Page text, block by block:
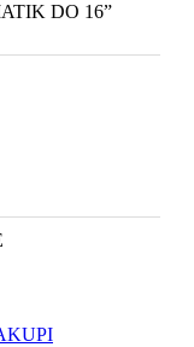
DO 16”